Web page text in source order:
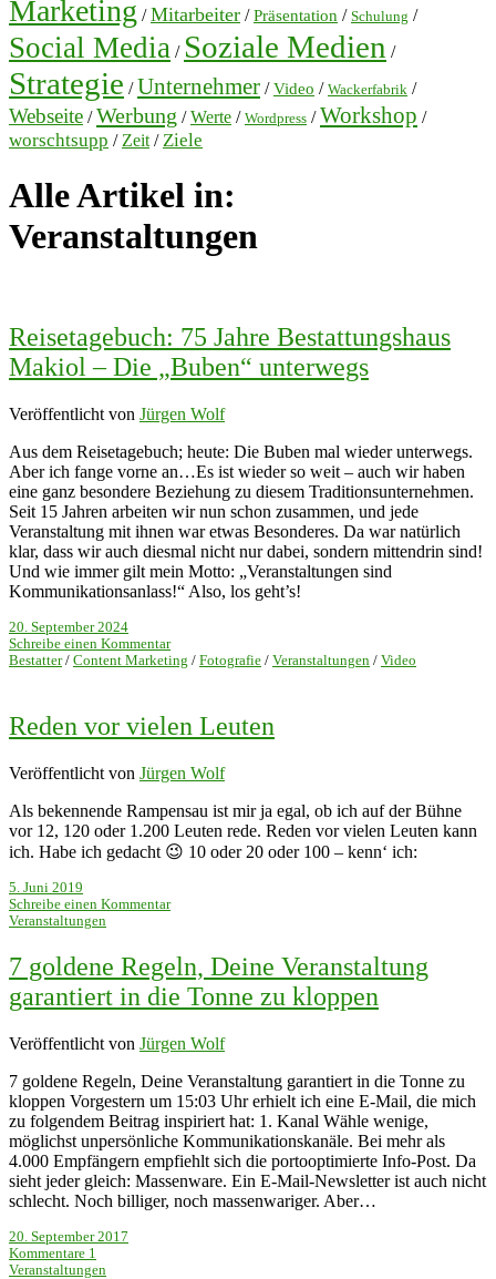
Marketing /Mitarbeiter /Präsentation / Schulung /
Social Media / Soziale Medien /
Strategie /Unternehmer /Video / Wackerfabrik /
Webseite /Werbung /Werte / Wordpress /Workshop /
worschtsupp / Zeit / Ziele
Alle Artikel in:
Veranstaltungen
Reisetagebuch: 75 Jahre Bestattungshaus
Makiol – Die „Buben“ unterwegs
Veröffentlicht von Jürgen Wolf
Aus dem Reisetagebuch; heute: Die Buben mal wieder unterwegs.
Aber ich fange vorne an…Es ist wieder so weit – auch wir haben
eine ganz besondere Beziehung zu diesem Traditionsunternehmen.
Seit 15 Jahren arbeiten wir nun schon zusammen, und jede
Veranstaltung mit ihnen war etwas Besonderes. Da war natürlich
klar, dass wir auch diesmal nicht nur dabei, sondern mittendrin sind!
Und wie immer gilt mein Motto: „Veranstaltungen sind
Kommunikationsanlass!“ Also, los geht’s!
20. September 2024
Schreibe einen Kommentar
Bestatter/ Content Marketing / Fotografie / Veranstaltungen / Video
Reden vor vielen Leuten
Veröffentlicht von Jürgen Wolf
Als bekennende Rampensau ist mir ja egal, ob ich auf der Bühne
vor 12, 120 oder 1.200 Leuten rede. Reden vor vielen Leuten kann
ich. Habe ich gedacht 😉 10 oder 20 oder 100 – kenn‘ ich:
5. Juni 2019
Schreibe einen Kommentar
Veranstaltungen
7 goldene Regeln, Deine Veranstaltung
garantiert in die Tonne zu kloppen
Veröffentlicht von Jürgen Wolf
7 goldene Regeln, Deine Veranstaltung garantiert in die Tonne zu
kloppen Vorgestern um 15:03 Uhr erhielt ich eine E-Mail, die mich
zu folgendem Beitrag inspiriert hat: 1. Kanal Wähle wenige,
möglichst unpersönliche Kommunikationskanäle. Bei mehr als
4.000 Empfängern empfiehlt sich die portooptimierte Info-Post. Da
sieht jeder gleich: Massenware. Ein E-Mail-Newsletter ist auch nicht
schlecht. Noch billiger, noch massenwariger. Aber…
20. September 2017
Kommentare 1
Veranstaltungen